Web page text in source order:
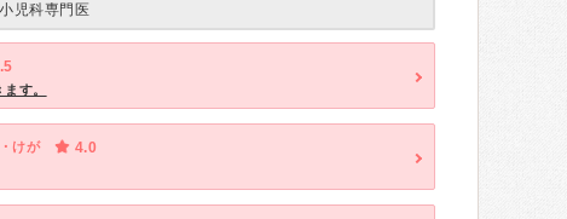
小児科専門医
す。
けが 4.0